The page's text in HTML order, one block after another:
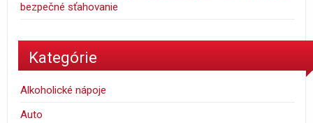
bezpečné sťahovanie
Kategórie
Alkoholické nápoje
Auto